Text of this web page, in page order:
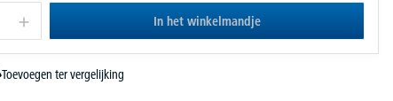
In het winkelmandje
Toevoegen ter vergelijking